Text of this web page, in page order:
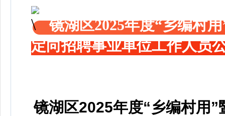
镜湖区2025年度“乡编村
定向招聘事业单位工作人员
镜湖区2025年度“乡编村用